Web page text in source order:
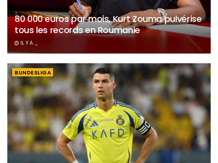
80 000 euros par mois, Kurt Zouma pulvérise
tous les records en Roumanie
IL Y A _
BUNDESLIGA